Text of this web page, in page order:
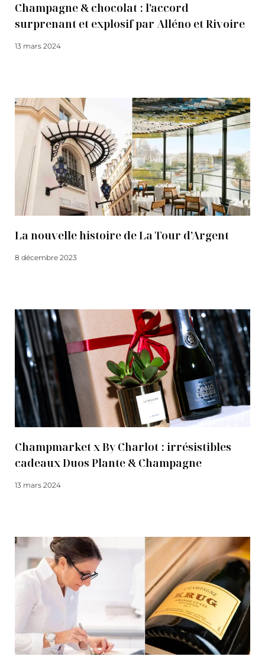
Champagne & chocolat : l’accord
surprenant et explosif par Alléno et Rivoire
13 mars 2024
La nouvelle histoire de La Tour d’Argent
8 décembre 2023
Champmarket x By Charlot : irrésistibles
cadeaux Duos Plante & Champagne
13 mars 2024